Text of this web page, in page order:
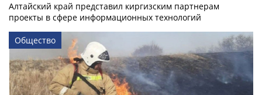
Алтайский край представил киргизским партнерам
проекты в сфере информационных технологий
Общество